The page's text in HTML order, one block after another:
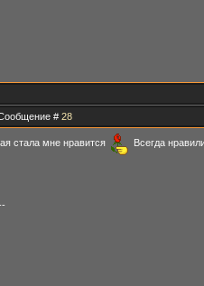
# 28
стала мне нравится Всегда